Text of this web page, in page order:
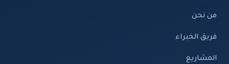
من نحن
فريق الخبراء
المشاريع